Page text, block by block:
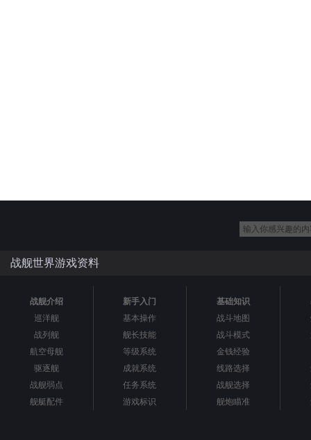
战舰世界游戏资料
战舰介绍
巡洋舰
战列舰
航空母舰
驱逐舰
战舰弱点
舰艇配件
新手入门
基本操作
舰长技能
等级系统
成就系统
任务系统
游戏标识
基础知识
战斗地图
战斗模式
金钱经验
线路选择
战舰选择
舰炮瞄准